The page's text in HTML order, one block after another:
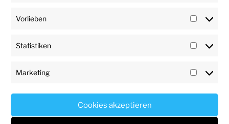
Vorlieben
Statistiken
Marketing
Cookies akzeptieren
User
Profile
Stolz präsentiert von WordPress